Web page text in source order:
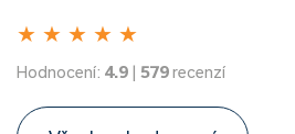
★ ★ ★ ★ ★
Hodnocení: 4.9 | 579recenzí